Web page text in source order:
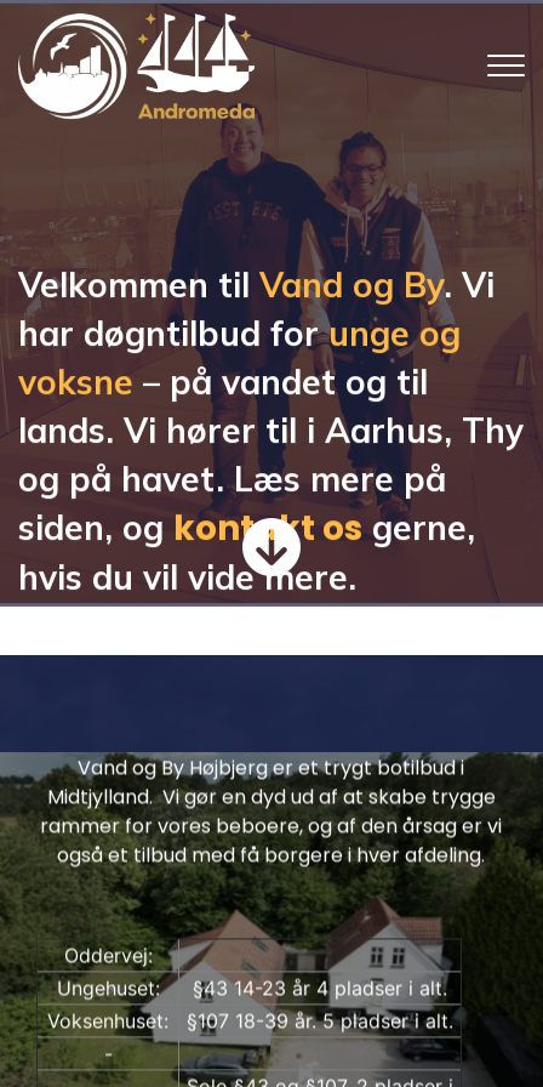
hovedindhold
Velkommen til Vand og By. Vi
har døgntilbud forunge og
voksne – på vandet og til
lands. Vi hører til i Aarhus, Thy
og på havet. Læs mere på
siden, og kontakt osgerne,
hvis du vil vide mere.
Vand og By Højbjerg er et trygt botilbud i
Midtjylland. Vi gør en dyd ud af at skabe trygge
rammer for vores beboere, og af den årsag er vi
også et tilbud med få borgere i hver afdeling.
Oddervej:
Ungehuset:
§43 14-23 år 4 pladser i alt.
Voksenhuset:
§107 18-39 år. 5 pladser i alt.
-
DSI Andromeda
Børne og ungehjem, §43, barnets lov og et